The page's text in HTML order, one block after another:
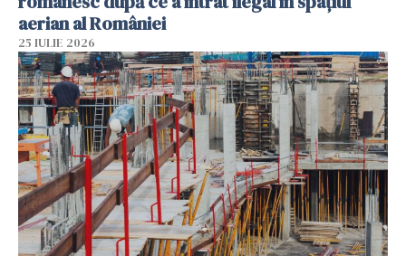
aerian al României
25 IULIE 2026